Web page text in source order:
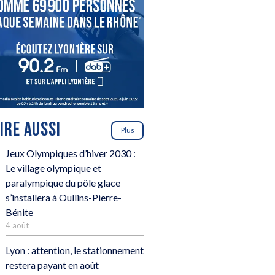
AUSSI Plus
Jeux Olympiques d’hiver 2030 :
Le village olympique et
paralympique du pôle glace
s’installera à Oullins-Pierre-
Bénite
4 août
Lyon : attention, le stationnement
restera payant en août